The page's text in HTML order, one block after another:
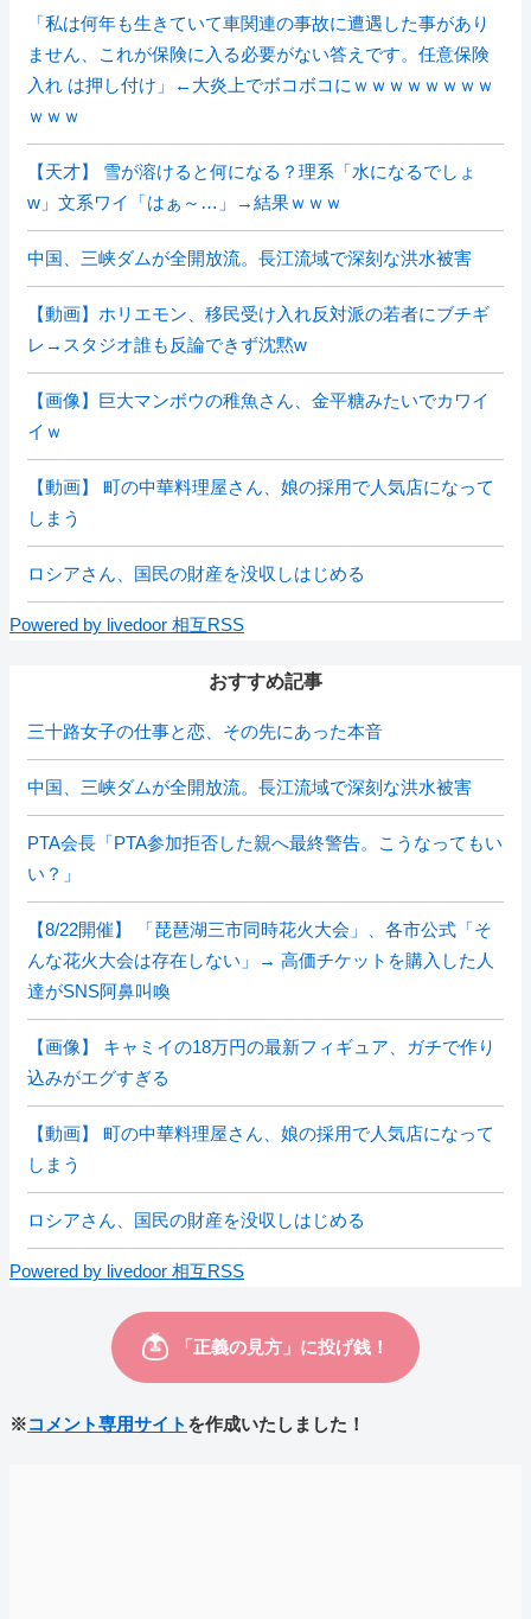
「私は何年も生きていて車関連の事故に遭遇した事があり
ません、これが保険に入る必要がない答えです。任意保険
入れ は押し付け」←大炎上でボコボコにｗｗｗｗｗｗｗｗ
ｗｗｗ
【天才】 雪が溶けると何になる？理系「水になるでしょ
w」文系ワイ「はぁ～…」→結果ｗｗｗ
中国、三峡ダムが全開放流。長江流域で深刻な洪水被害
【動画】ホリエモン、移民受け入れ反対派の若者にブチギ
レ→スタジオ誰も反論できず沈黙w
【画像】巨大マンボウの稚魚さん、金平糖みたいでカワイ
イｗ
【動画】 町の中華料理屋さん、娘の採用で人気店になって
しまう
ロシアさん、国民の財産を没収しはじめる
Powered by livedoor 相互RSS
おすすめ記事
三十路女子の仕事と恋、その先にあった本音
中国、三峡ダムが全開放流。長江流域で深刻な洪水被害
PTA会長「PTA参加拒否した親へ最終警告。こうなってもい
い？」
【8/22開催】 「琵琶湖三市同時花火大会」、各市公式「そ
んな花火大会は存在しない」→ 高価チケットを購入した人
達がSNS阿鼻叫喚
【画像】 キャミイの18万円の最新フィギュア、ガチで作り
込みがエグすぎる
【動画】 町の中華料理屋さん、娘の採用で人気店になって
しまう
ロシアさん、国民の財産を没収しはじめる
Powered by livedoor 相互RSS
※コメント専用サイト を作成いたしました！